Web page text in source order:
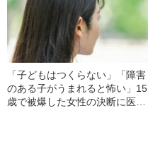
「子どもはつくらない」「障害
のある子がうまれると怖い」15
歳で被爆した女性の決断に医者